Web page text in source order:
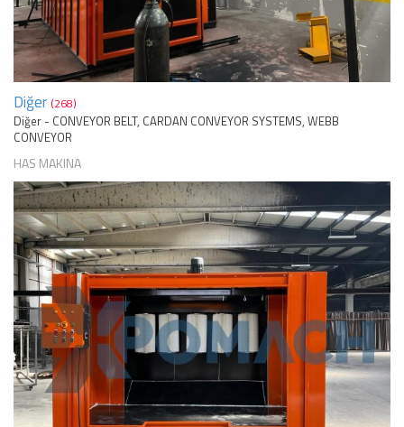
Diğer (268)
Diğer - CONVEYOR BELT, CARDAN CONVEYOR SYSTEMS, WEBB
CONVEYOR
HAS MAKINA